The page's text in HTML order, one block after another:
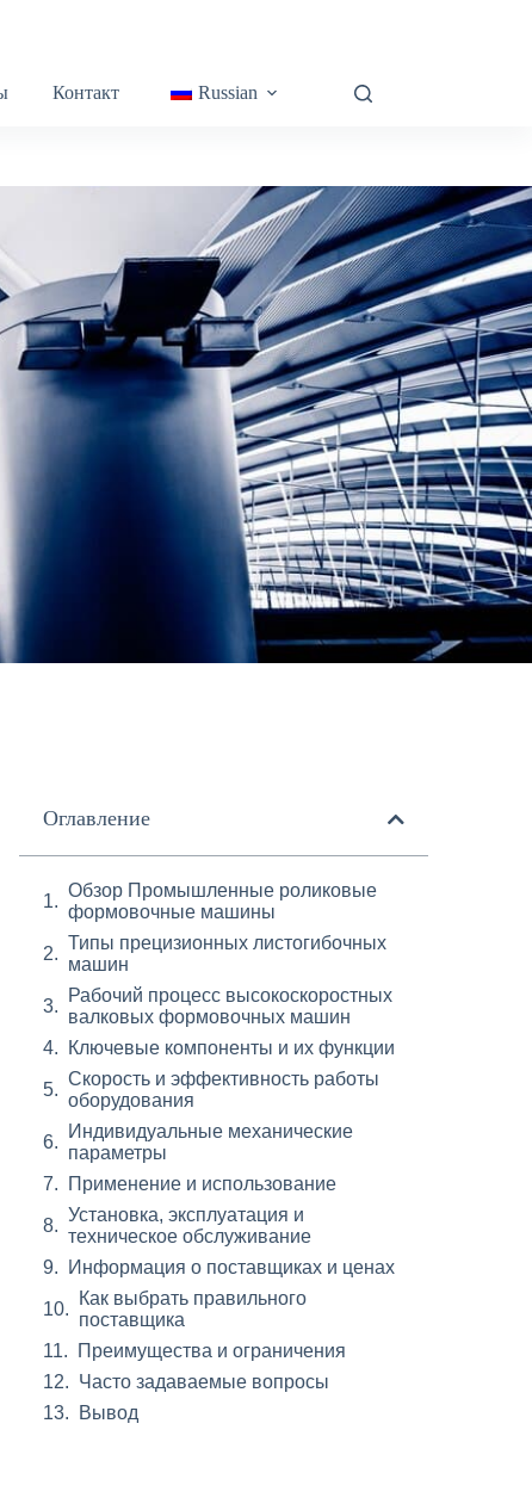
Контакт Russian
Оглавление
Обзор Промышленные роликовые
формовочные машины
Типы прецизионных листогибочных
машин
Рабочий процесс высокоскоростных
валковых формовочных машин
Ключевые компоненты и их функции
Скорость и эффективность работы
оборудования
Индивидуальные механические
параметры
Применение и использование
Установка, эксплуатация и
техническое обслуживание
Информация о поставщиках и ценах
Как выбрать правильного
поставщика
Преимущества и ограничения
Часто задаваемые вопросы
Вывод